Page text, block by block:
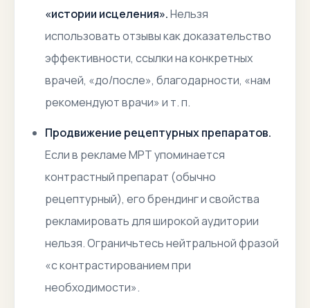
«истории исцеления».Нельзя
использовать отзывы как доказательство
эффективности, ссылки на конкретных
врачей, «до/после», благодарности, «нам
рекомендуют врачи» и т. п.
Продвижение рецептурных препаратов.
Если в рекламе МРТ упоминается
контрастный препарат (обычно
рецептурный), его брендинг и свойства
рекламировать для широкой аудитории
нельзя. Ограничьтесь нейтральной фразой
«с контрастированием при
необходимости».